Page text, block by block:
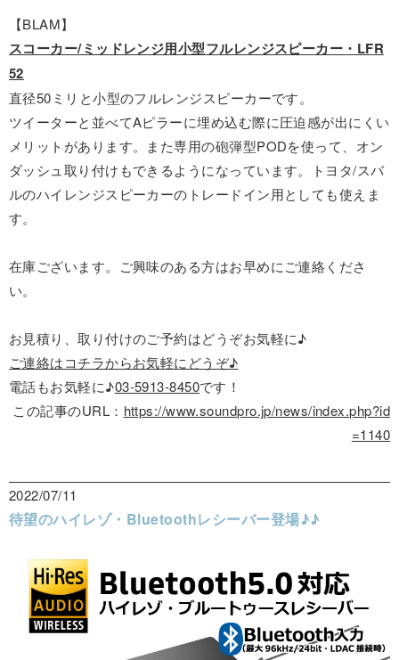
【BLAM】
スコーカー/ミッドレンジ用小型フルレンジスピーカー・LFR
52
直径50ミリと小型のフルレンジスピーカーです。
ツイーターと並べてAピラーに埋め込む際に圧迫感が出にくい
メリットがあります。また専用の砲弾型PODを使って、オン
ダッシュ取り付けもできるようになっています。トヨタ/スバ
ルのハイレンジスピーカーのトレードイン用としても使えま
す。
在庫ございます。ご興味のある方はお早めにご連絡くださ
い。
お見積り、取り付けのご予約はどうぞお気軽に♪
ご連絡はコチラからお気軽にどうぞ♪
電話もお気軽に♪03-5913-8450です！
この記事のURL： https://www.soundpro.jp/news/index.php?id
=1140
2022/07/11
待望のハイレゾ・Bluetoothレシーバー登場♪♪